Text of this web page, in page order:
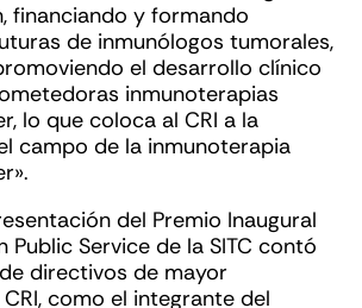
financiando y formando
de inmunólogos tumorales,
el desarrollo clínico
inmunoterapias
lo que coloca al CRI a la
campo de la inmunoterapia
del Premio Inaugural
Public Service de la SITC contó
directivos de mayor
como el integrante del